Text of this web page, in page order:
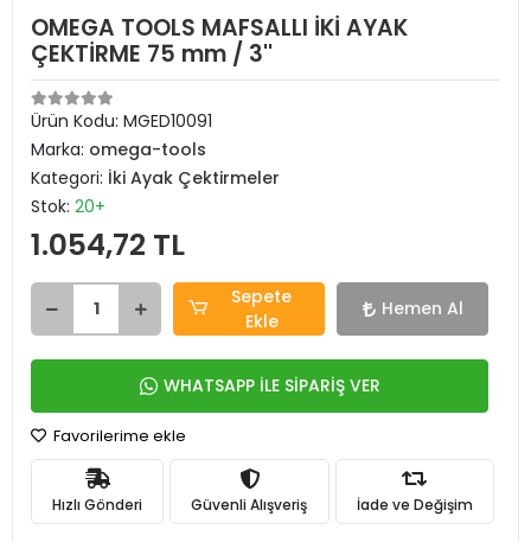
OMEGA TOOLS MAFSALLI İKİ AYAK
ÇEKTİRME 75 mm / 3''
Ürün Kodu: MGED10091
Marka: omega-tools
Kategori: İki Ayak Çektirmeler
Stok: 20+
1.054,72 TL
Sepete
Ekle
Hemen Al
WHATSAPP İLE SİPARİŞ VER
Favorilerime ekle
Hızlı Gönderi Güvenli Alışveriş İade ve Değişim